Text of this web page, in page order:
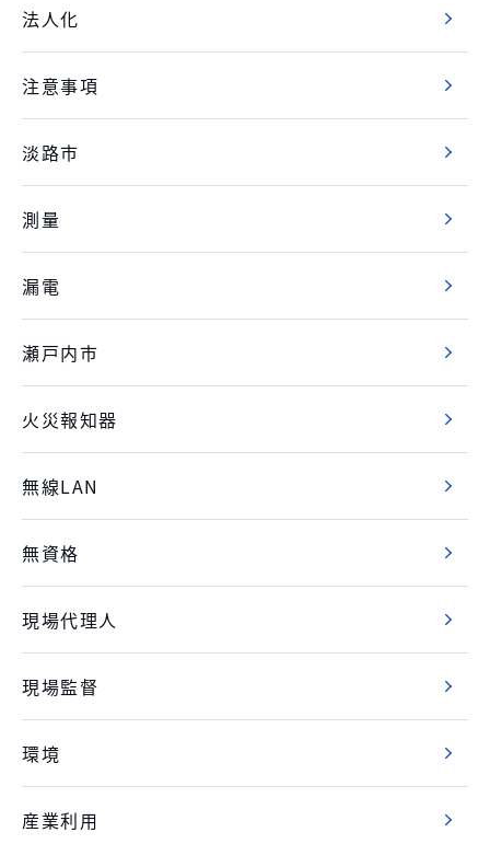
法人化
注意事項
淡路市
測量
漏電
瀬戸内市
火災報知器
無線LAN
無資格
現場代理人
現場監督
環境
産業利用